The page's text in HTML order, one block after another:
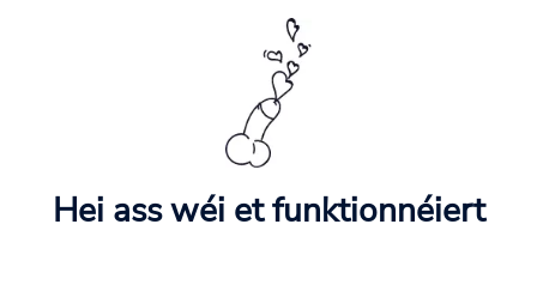
Hei ass wéi et funktionnéiert